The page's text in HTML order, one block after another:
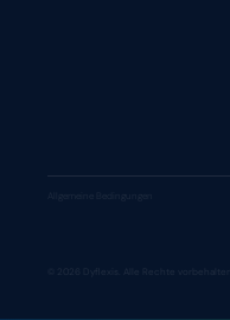
© 2026 Dyflexis. Alle Rechte vorbehalten.